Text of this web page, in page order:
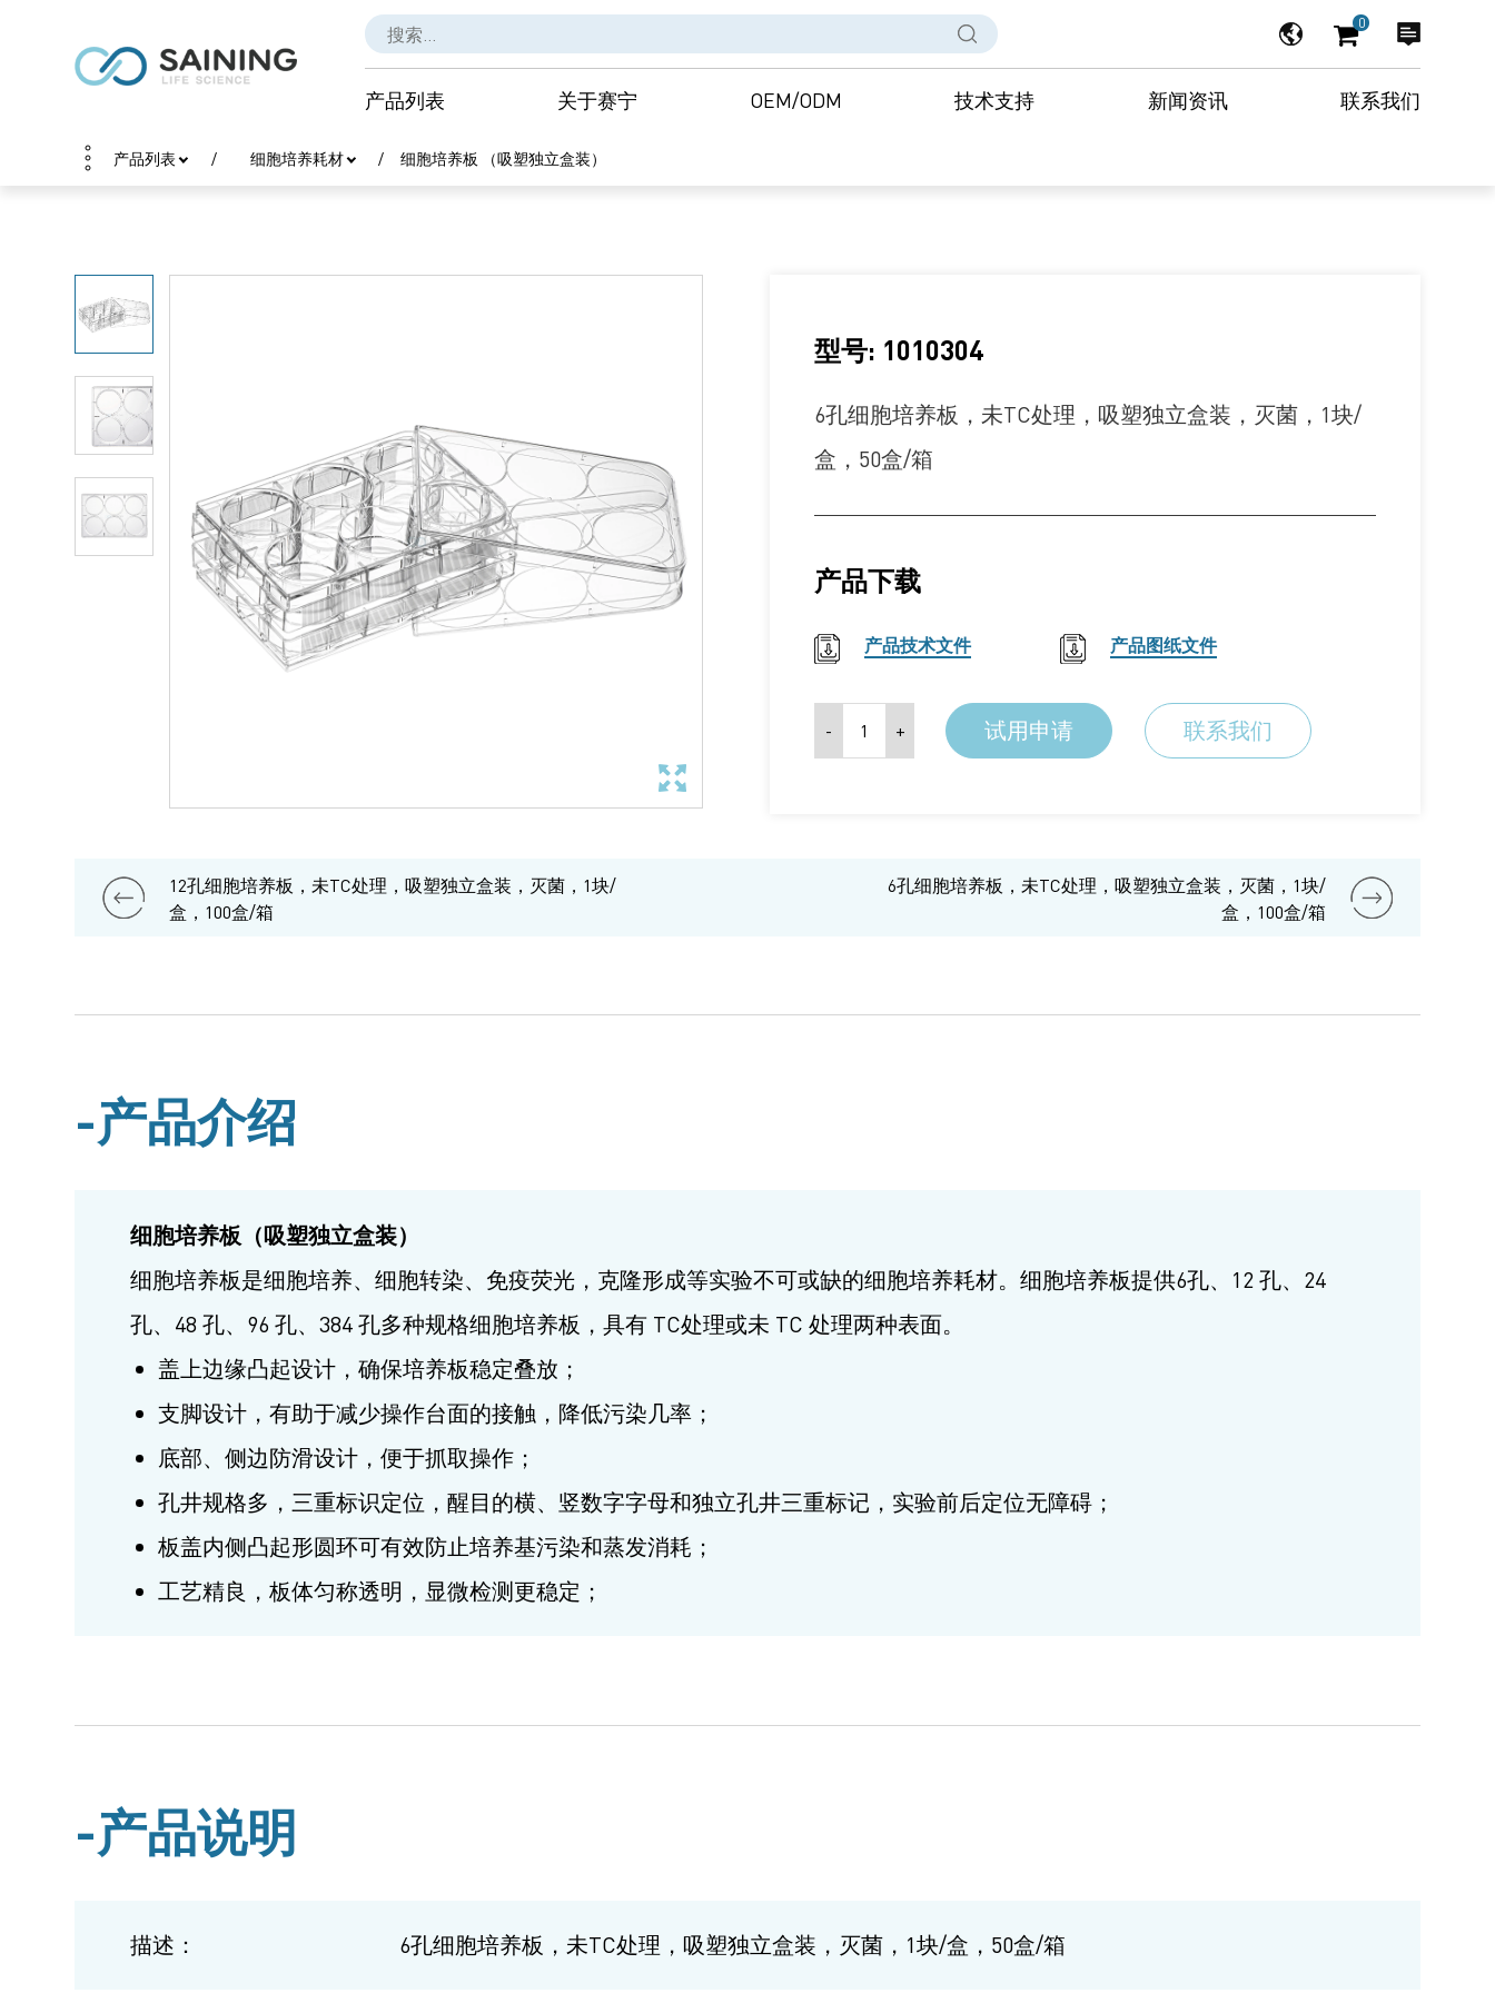
0
产品列表 关于赛宁 OEM/ODM 技术支持 新闻资讯 联系我们
产品列表 细胞培养耗材 细胞培养板 （吸塑独立盒装）
型号: 1010304
6孔细胞培养板，未TC处理，吸塑独立盒装，灭菌，1块/
盒，50盒/箱
产品下载
产品技术文件 产品图纸文件
试用申请 联系我们
12孔细胞培养板，未TC处理，吸塑独立盒装，灭菌，1块/
盒，100盒/箱
6孔细胞培养板，未TC处理，吸塑独立盒装，灭菌，1块/
盒，100盒/箱
产品介绍
细胞培养板（吸塑独立盒装）
细胞培养板是细胞培养、细胞转染、免疫荧光，克隆形成等实验不可或缺的细胞培养耗材。细胞培养板提供6孔、12 孔、24
孔、48 孔、96 孔、384 孔多种规格细胞培养板，具有 TC处理或未 TC 处理两种表面。
盖上边缘凸起设计，确保培养板稳定叠放；
支脚设计，有助于减少操作台面的接触，降低污染几率；
底部、侧边防滑设计，便于抓取操作；
孔井规格多，三重标识定位，醒目的横、竖数字字母和独立孔井三重标记，实验前后定位无障碍；
板盖内侧凸起形圆环可有效防止培养基污染和蒸发消耗；
工艺精良，板体匀称透明，显微检测更稳定；
产品说明
描述： 6孔细胞培养板，未TC处理，吸塑独立盒装，灭菌，1块/盒，50盒/箱